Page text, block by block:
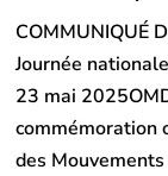
COMMUNIQUÉ
Journée
23 mai
commémoration
des